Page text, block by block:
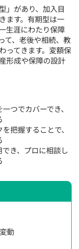
」があり、加入目
ます。有期型は一
生涯にわたり保障
て、老後や相続、教
ってきます。変額保
形成や保障の設計
つでカバーでき、
把握することで、
き、プロに相談し
動